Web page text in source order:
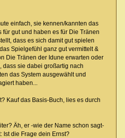
einfach, sie kennen/kannten das
gut und haben es für Die Tränen
dass es sich damit gut spielen
Spielgefühl ganz gut vermittelt &
Die Tränen der Idune erwarten oder
dass sie dabei großartig nach
das System ausgewählt und
haben...
Kauf das Basis-Buch, lies es durch
Äh, er -wie der Name schon sagt-
Ist die Frage dein Ernst?